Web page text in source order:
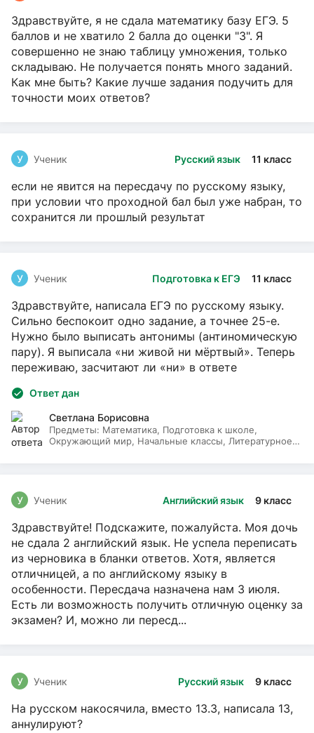
Здравствуйте, я не сдала математику базу ЕГЭ. 5
баллов и не хватило 2 балла до оценки "3". Я
совершенно не знаю таблицу умножения, только
складываю. Не получается понять много заданий.
Как мне быть? Какие лучше задания подучить для
точности моих ответов?
Русский язык 11 класс
У Ученик
если не явится на пересдачу по русскому языку,
при условии что проходной бал был уже набран, то
сохранится ли прошлый результат
Подготовка к ЕГЭ 11 класс
У Ученик
Здравствуйте, написала ЕГЭ по русскому языку.
Сильно беспокоит одно задание, а точнее 25-е.
Нужно было выписать антонимы (антиномическую
пару). Я выписала «ни живой ни мёртвый». Теперь
переживаю, засчитают ли «ни» в ответе
Ответ дан
Светлана Борисовна
Предметы: Математика, Подготовка к школе,
Окружающий мир, Начальные классы, Литературное
Английский язык 9 класс
У Ученик
Здравствуйте! Подскажите, пожалуйста. Моя дочь
не сдала 2 английский язык. Не успела переписать
из черновика в бланки ответов. Хотя, является
отличницей, а по английскому языку в
особенности. Пересдача назначена нам 3 июля.
Есть ли возможность получить отличную оценку за
экзамен? И, можно ли пересд...
Русский язык 9 класс
У Ученик
На русском накосячила, вместо 13.3, написала 13,
аннулируют?